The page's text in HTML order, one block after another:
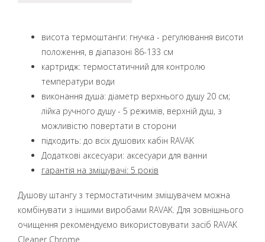
висота термоштанги: гнучка - регулювання висоти
положення, в діапазоні 86-133 см
картридж: термостатичний для контролю
температури води
виконання душа: діаметр верхнього душу 20 см;
лійка ручного душу - 5 режимів, верхній душ, з
можливістю повертати в сторони
підходить: до всіх душових кабін RAVAK
Додаткові аксесуари: аксесуари для ванни
гарантія на змішувачі: 5 років
Душову штангу з термостатичним змішувачем можна
комбінувати з іншими виробами RAVAK. Для зовнішнього
очищення рекомендуємо використовувати засіб RAVAK
Cleaner Chrome.